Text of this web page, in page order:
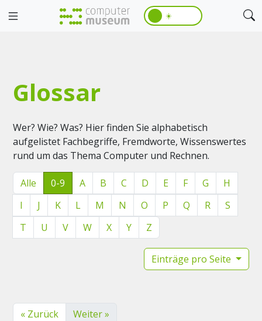
☀️
Glossar
Wer? Wie? Was? Hier finden Sie alphabetisch
aufgelistet Fachbegriffe, Fremdworte, Wissenswertes
rund um das Thema Computer und Rechnen.
Alle 0-9 A B C D E F G
H
I
J K L M N O P Q R
S
T
U V W X Y Z
Einträge pro Seite
« Zurück Weiter »